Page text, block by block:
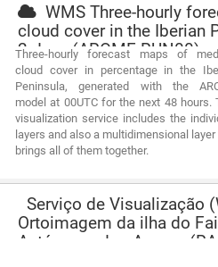
WMS Three-hourly
cloud cover in the Iberian
2 days (AROME RUN00)
Three-hourly forecast maps of
cloud cover in percentage in the
Peninsula, generated with the
model at 00UTC for the next 48 hours.
visualization service includes the
layers and also a multidimensional
brings all of them together.
Serviço de Visualização
Ortoimagem da ilha do
Autónoma dos Açores